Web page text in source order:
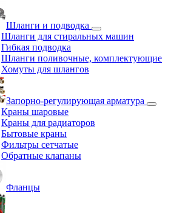
Шланги и подводка
Шланги для стиральных машин
Гибкая подводка
Шланги поливочные, комплектующие
Хомуты для шлангов
Запорно-регулирующая арматура
Краны шаровые
Краны для радиаторов
Бытовые краны
Фильтры сетчатые
Обратные клапаны
Фланцы